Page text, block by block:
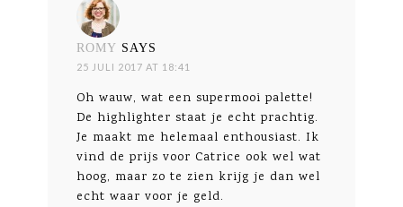
ROMY SAYS
25 JULI 2017 AT 18:41
Oh wauw, wat een supermooi palette!
De highlighter staat je echt prachtig.
Je maakt me helemaal enthousiast. Ik
vind de prijs voor Catrice ook wel wat
hoog, maar zo te zien krijg je dan wel
echt waar voor je geld.